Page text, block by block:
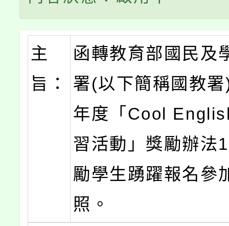
主
旨：
函轉教育部國民及
署(以下簡稱國教
年度「Cool
習活動」獎勵辦法
勵學生踴躍報名參
照。